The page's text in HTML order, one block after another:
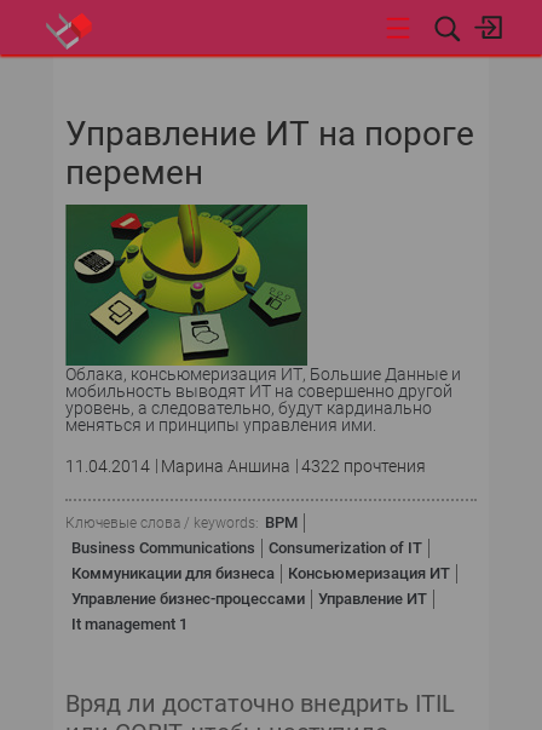
СОБЫТИЯ
ТЕКУЩИЙ НОМЕР
ABOUT ISSUE
Управление ИТ на пороге
перемен
Облака, консьюмеризация ИТ, Большие Данные и
мобильность выводят ИТ на совершенно другой
уровень, а следовательно, будут кардинально
меняться и принципы управления ими.
11.04.2014 Марина Аншина 4322 прочтения
Ключевые слова / keywords: BPM
Business Communications
Consumerization of IT
Коммуникации для бизнеса
Консьюмеризация ИТ
Управление бизнес-процессами
Управление ИТ
It management 1
Вряд ли достаточно внедрить ITIL